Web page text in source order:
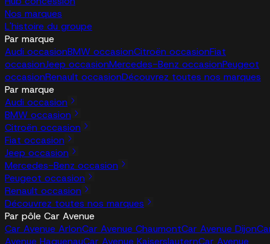
Nos marques
L'histoire du groupe
Par marque
Audi occasionBMW occasionCitroën occasionFiat
occasionJeep occasionMercedes-Benz occasionPeugeot
occasionRenault occasionDécouvrez toutes nos marques
Par marque
Audi occasion
BMW occasion
Citroën occasion
Fiat occasion
Jeep occasion
Mercedes-Benz occasion
Peugeot occasion
Renault occasion
Découvrez toutes nos marques
Par pôle Car Avenue
Car Avenue ArlonCar Avenue ChaumontCar Avenue Dijon
Avenue HaguenauCar Avenue KaiserslauternCar Avenue